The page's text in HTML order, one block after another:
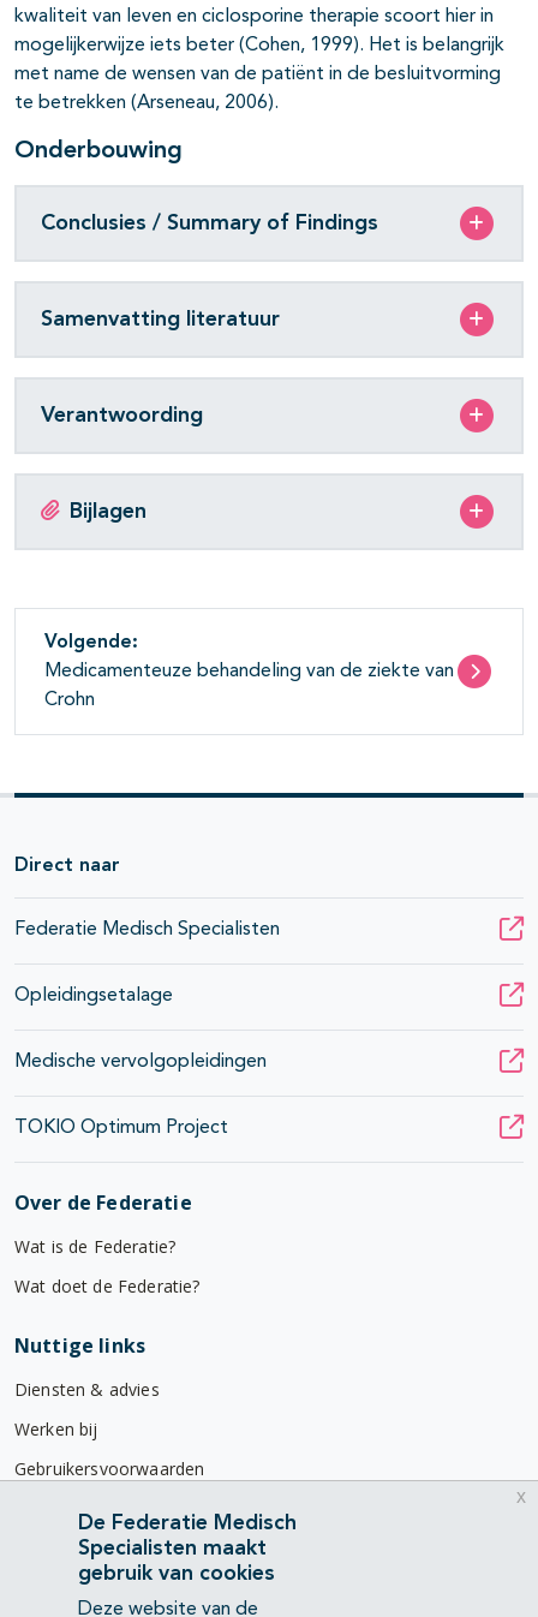
kwaliteit van leven en ciclosporine therapie scoort hier in
mogelijkerwijze iets beter (Cohen, 1999). Het is belangrijk
met name de wensen van de patiënt in de besluitvorming
te betrekken (Arseneau, 2006).
Onderbouwing
Conclusies / Summary of Findings
Samenvatting literatuur
Verantwoording
Bijlagen
Volgende:
Medicamenteuze behandeling van de ziekte van
Crohn
Direct naar
Federatie Medisch Specialisten
Opleidingsetalage
Medische vervolgopleidingen
TOKIO Optimum Project
Over de Federatie
Wat is de Federatie?
Wat doet de Federatie?
Nuttige links
Diensten & advies
Werken bij
Gebruikersvoorwaarden
Privacyverklaring
Contact
Mercatorlaan 1200
De Federatie Medisch
Specialisten maakt
gebruik van cookies
Deze website van de
x